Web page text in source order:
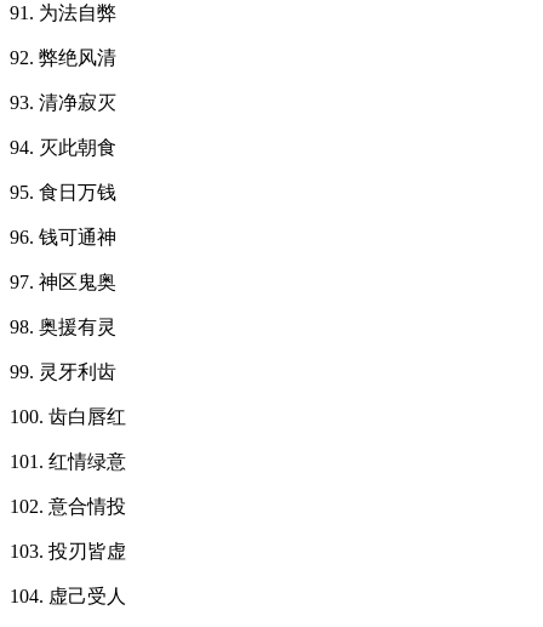
91. 为法自弊
92. 弊绝风清
93. 清净寂灭
94. 灭此朝食
95. 食日万钱
96. 钱可通神
97. 神区鬼奥
98. 奥援有灵
99. 灵牙利齿
100. 齿白唇红
101. 红情绿意
102. 意合情投
103. 投刃皆虚
104. 虚己受人